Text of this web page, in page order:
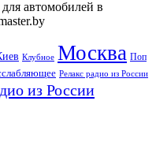
для автомобилей в
Клубное Москва Поп
Релакс радио из России
из России